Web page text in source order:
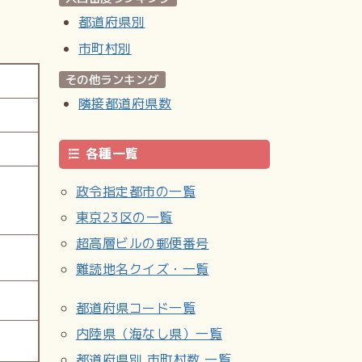
都道府県別
市町村別
その他ランキング
隣接都道府県数
各種一覧
政令指定都市の一覧
東京23区の一覧
超高層ビルの郵便番号
難読地名クイズ・一覧
都道府県コード一覧
内陸県（海なし県）一覧